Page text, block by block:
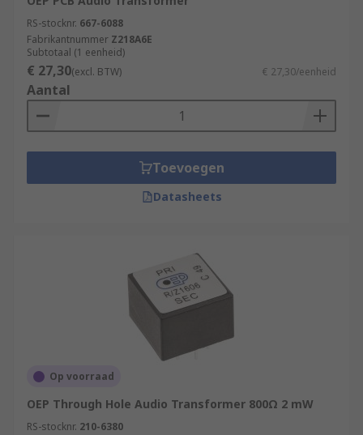
RS-stocknr. 667-6088
Fabrikantnummer Z218A6E
Subtotaal (1 eenheid)
€ 27,30(excl. BTW) € 27,30/eenheid
Aantal
Toevoegen
Datasheets
Op voorraad
OEP Through Hole Audio Transformer 800Ω 2 mW
RS-stocknr. 210-6380